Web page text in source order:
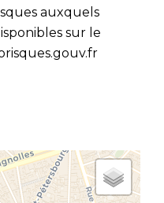
auxquels
sur le